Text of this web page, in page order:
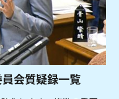
会質疑録一覧